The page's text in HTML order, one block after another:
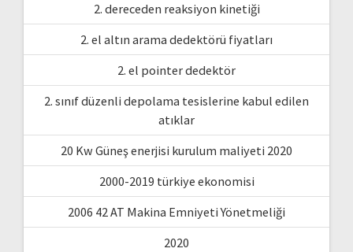
2. dereceden reaksiyon kinetiği
2. el altın arama dedektörü fiyatları
2. el pointer dedektör
2. sınıf düzenli depolama tesislerine kabul edilen
atıklar
20 Kw Güneş enerjisi kurulum maliyeti 2020
2000-2019 türkiye ekonomisi
2006 42 AT Makina Emniyeti Yönetmeliği
2020